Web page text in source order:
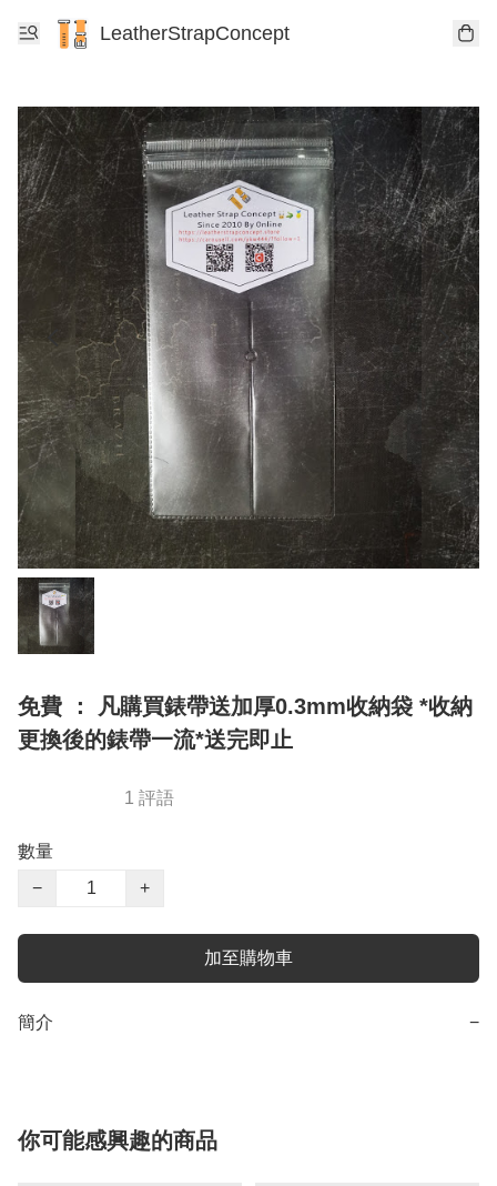
LeatherStrapConcept
免費 ： 凡購買錶帶送加厚0.3mm收納袋 *收納
更換後的錶帶一流*送完即止
1 評語
數量
−
+
加至購物車
簡介 −
你可能感興趣的商品